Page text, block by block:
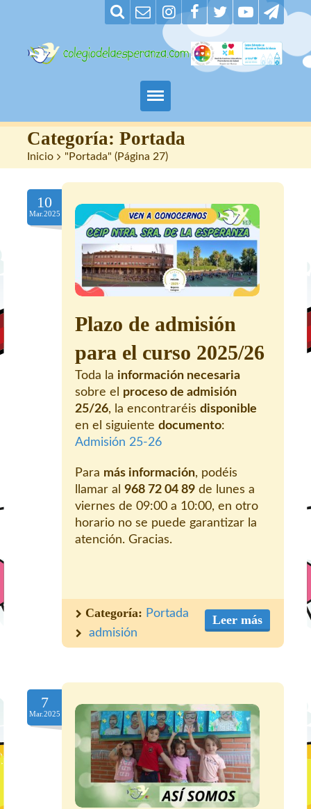
Padres
Alumnos
Maestros
Nuestro centro
Contacto
Categoría: Portada
Inicio > "Portada" (Página 27)
10
Mar.2025
Plazo de admisión
para el curso 2025/26
Toda la información necesaria
sobre el proceso de admisión
25/26, la encontraréis disponible
en el siguiente documento:
Admisión 25-26
Para más información, podéis
llamar al 968 72 04 89 de lunes a
viernes de 09:00 a 10:00, en otro
horario no se puede garantizar la
atención. Gracias.
Leer más
Categoría: Portada
admisión
7
Mar.2025